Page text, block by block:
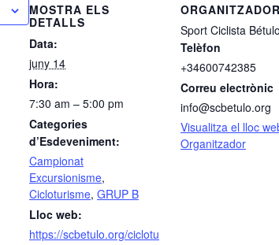
MOSTRA ELS
DETALLS
Data:
juny 14
Hora:
7:30 am – 5:00 pm
Categories
d’Esdeveniment:
Campionat
Excursionisme,
Cicloturisme, GRUP B
Lloc web:
https://scbetulo.org/ciclotu
ORGANITZADOR
Sport Ciclista Bétulo
Telèfon
+34600742385
Correu electrònic
info@scbetulo.org
Visualitza el lloc
Organitzador